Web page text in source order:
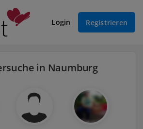
Login Registrieren
in Naumburg